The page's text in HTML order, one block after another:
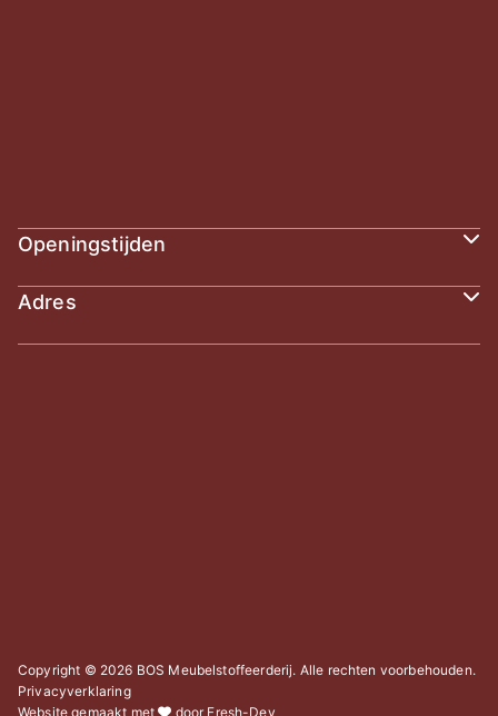
Openingstijden
Adres
Copyright © 2026 BOS Meubelstoffeerderij. Alle rechten voorbehouden.
Privacyverklaring
Website gemaakt met
door Fresh-Dev